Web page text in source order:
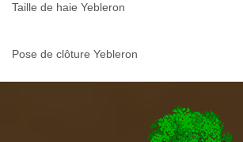
Taille de haie Yebleron
Pose de clôture Yebleron